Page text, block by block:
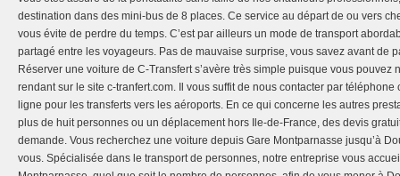
destination dans des mini-bus de 8 places. Ce service au départ de ou vers
vous évite de perdre du temps. C’est par ailleurs un mode de transport
partagé entre les voyageurs. Pas de mauvaise surprise, vous savez avant de
Réserver une voiture de C-Transfert s’avère très simple puisque vous pouvez
rendant sur le site c-tranfert.com. Il vous suffit de nous contacter par
ligne pour les transferts vers les aéroports. En ce qui concerne les autres
plus de huit personnes ou un déplacement hors Ile-de-France, des devis
demande. Vous recherchez une voiture depuis Gare Montparnasse jusqu’à
vous. Spécialisée dans le transport de personnes, notre entreprise vous